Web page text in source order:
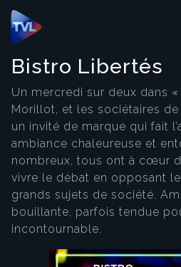
Panneau de gestion des
Bistro Libertés
Un mercredi sur deux dans
Morillot, et les sociétaires de
un invité de marque qui fait
ambiance chaleureuse et
nombreux, tous ont à cœur
vivre le débat en opposant
grands sujets de société.
bouillante, parfois tendue
incontournable.